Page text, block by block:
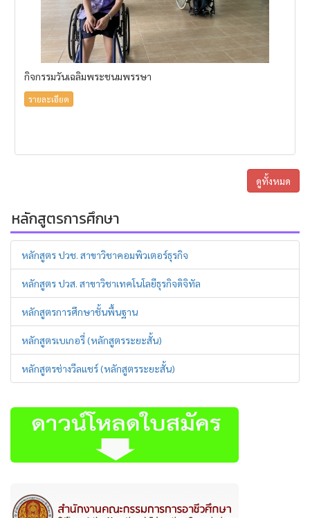
กิจกรรมวันเฉลิมพระชนมพรรษา
รายละเอียด
ดูทั้งหมด
หลักสูตรการศึกษา
หลักสูตร ปวช. สาขาวิชาคอมพิวเตอร์ธุรกิจ
หลักสูตร ปวส. สาขาวิชาเทคโนโลยีธุรกิจดิจิทัล
หลักสูตรการศึกษาชั้นพื้นฐาน
หลักสูตรเบเกอรี่ (หลักสูตรระยะสั้น)
หลักสูตรช่างวีลแชร์ (หลักสูตรระยะสั้น)